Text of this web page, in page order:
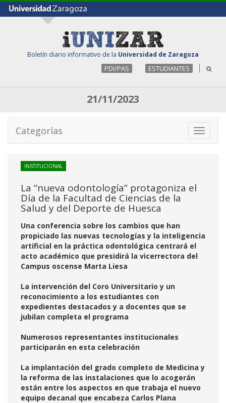
Boletín diario informativo de la Universidad de Zaragoza
PDI/PAS ESTUDIANTES
21/11/2023
Toggle
Categorías
INSTITUCIONAL
La “nueva odontología” protagoniza el
Día de la Facultad de Ciencias de la
Salud y del Deporte de Huesca
Una conferencia sobre los cambios que han
propiciado las nuevas tecnologías y la inteligencia
artificial en la práctica odontológica centrará el
acto académico que presidirá la vicerrectora del
Campus oscense Marta Liesa
La intervención del Coro Universitario y un
reconocimiento a los estudiantes con
expedientes destacados y a docentes que se
jubilan completa el programa
Numerosos representantes institucionales
participarán en esta celebración
La implantación del grado completo de Medicina y
la reforma de las instalaciones que lo acogerán
están entre los aspectos en que trabaja el nuevo
equipo decanal que encabeza Carlos Plana